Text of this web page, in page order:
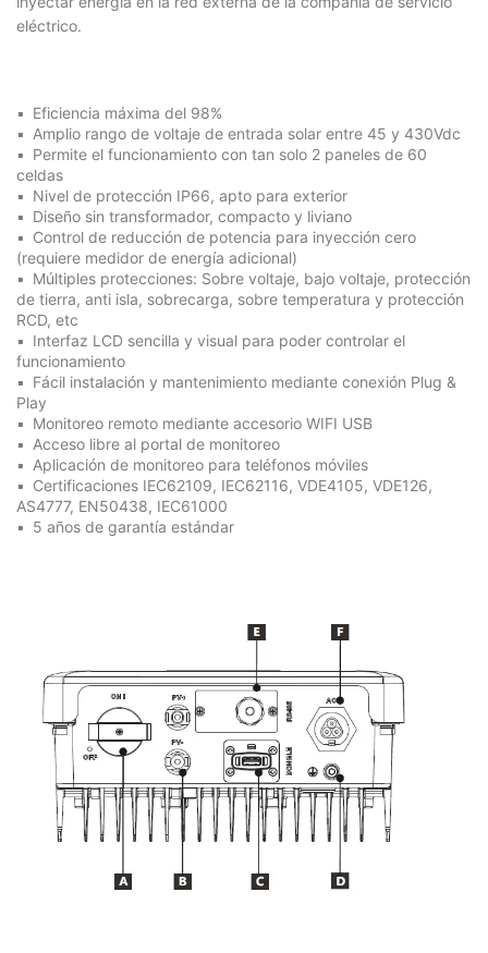
eléctrico.
Eficiencia máxima del 98%
Amplio rango de voltaje de entrada solar entre 45 y 430Vdc
Permite el funcionamiento con tan solo 2 paneles de 60
celdas
Nivel de protección IP66, apto para exterior
Diseño sin transformador, compacto y liviano
Control de reducción de potencia para inyección cero
(requiere medidor de energía adicional)
Múltiples protecciones: Sobre voltaje, bajo voltaje, protección
de tierra, anti isla, sobrecarga, sobre temperatura y protección
RCD, etc
Interfaz LCD sencilla y visual para poder controlar el
funcionamiento
Fácil instalación y mantenimiento mediante conexión Plug &
Play
Monitoreo remoto mediante accesorio WIFI USB
Acceso libre al portal de monitoreo
Aplicación de monitoreo para teléfonos móviles
Certificaciones IEC62109, IEC62116, VDE4105, VDE126,
AS4777, EN50438, IEC61000
5 años de garantía estándar